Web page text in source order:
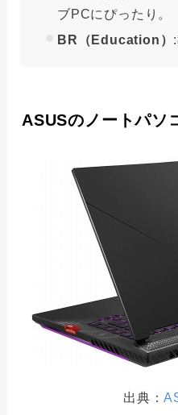
ブPCにぴったり。
BR（Education）
ASUSのノートパソ
出典：